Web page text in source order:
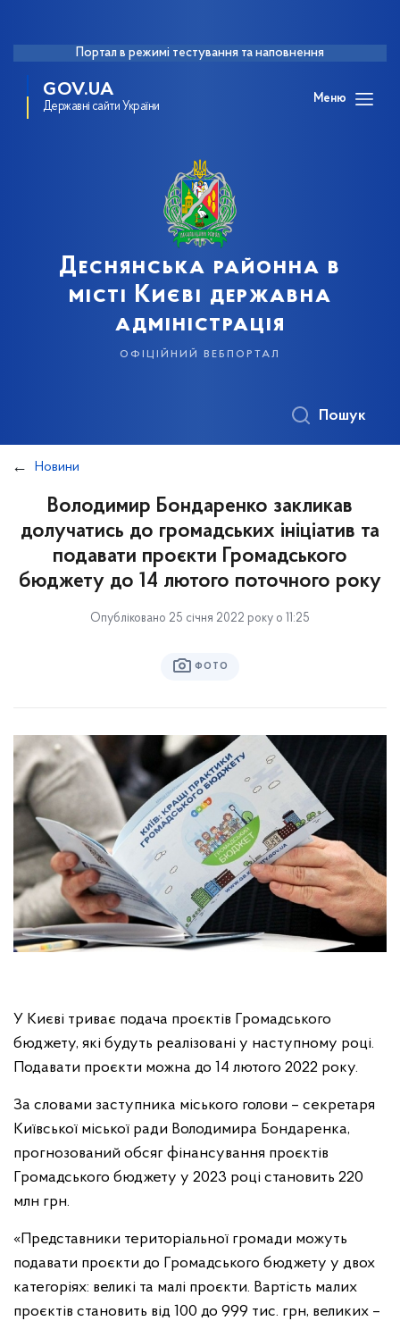
Портал в режимі тестування та наповнення
GOV.UA
Державні сайти України
Меню
Деснянська районна в
місті Києві державна
адміністрація
офіційний вебпортал
Пошук
Новини
Володимир Бондаренко закликав
долучатись до громадських ініціатив та
подавати проєкти Громадського
бюджету до 14 лютого поточного року
Опубліковано 25 січня 2022 року о 11:25
ФОТО
У Києві триває подача проєктів Громадського
бюджету, які будуть реалізовані у наступному році.
Подавати проєкти можна до 14 лютого 2022 року.
За словами заступника міського голови – секретаря
Київської міської ради Володимира Бондаренка,
прогнозований обсяг фінансування проєктів
Громадського бюджету у 2023 році становить 220
млн грн.
«Представники територіальної громади можуть
подавати проєкти до Громадського бюджету у двох
категоріях: великі та малі проєкти. Вартість малих
проєктів становить від 100 до 999 тис. грн, великих –